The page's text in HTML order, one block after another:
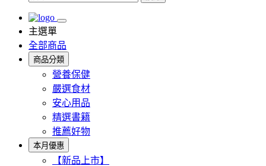
主選單
全部商品
商品分類
營養保健
嚴選食材
安心用品
精選書籍
推薦好物
本月優惠
【新品上市】